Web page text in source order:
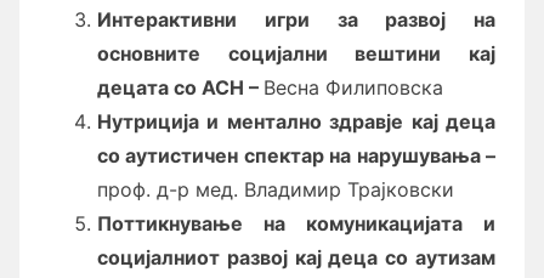
Интерактивни игри за развој на
основните социјални вештини кај
децата со АСН – Весна Филиповска
Нутриција и ментално здравје кај деца
соаутистичен спектар на нарушувања–
проф. д-р мед. Владимир Трајковски
Поттикнување на комуникацијата и
социјалниот развој кај деца со аутизам